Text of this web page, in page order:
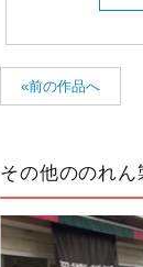
«前の作品へ
その他ののれ